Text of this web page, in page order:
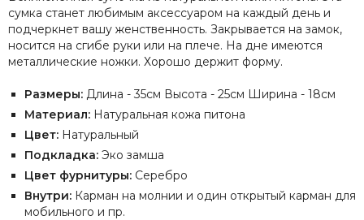
сумка станет любимым аксессуаром на каждый день и
подчеркнет вашу женственность. Закрывается на замок,
носится на сгибе руки или на плече. На дне имеются
металлические ножки. Хорошо держит форму.
Размеры: Длина - 35см Высота - 25см Ширина - 18см
Материал: Натуральная кожа питона
Цвет: Натуральный
Подкладка: Эко замша
Цвет фурнитуры: Серебро
Внутри: Карман на молнии и один открытый карман для
мобильного и пр.